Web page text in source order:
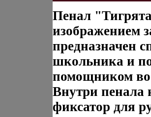
Пенал
изображением
предназначен
школьника и
помощником
Внутри пенала
фиксатор для